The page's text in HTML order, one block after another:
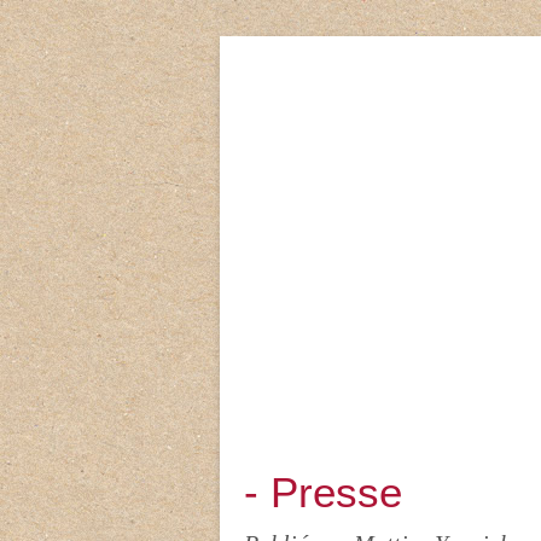
- Presse